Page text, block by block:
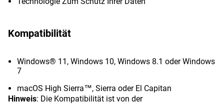
Kompatibilität
Windows® 11, Windows 10, Windows 8.1 oder Windows
7
macOS High Sierra™, Sierra oder El Capitan
Hinweis: Die Kompatibilität ist von der